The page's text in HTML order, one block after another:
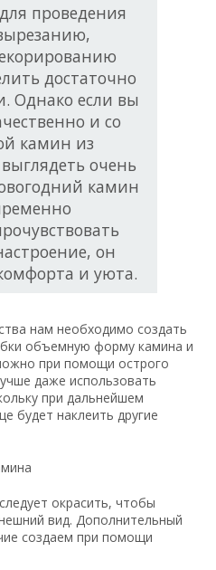
проведения
достаточно
Однако если вы
и со
камин из
очень
камин
он
и уюта.
нам необходимо создать
объемную форму камина и
при помощи острого
даже использовать
при дальнейшем
будет наклеить другие
окрасить, чтобы
вид. Дополнительный
создаем при помощи